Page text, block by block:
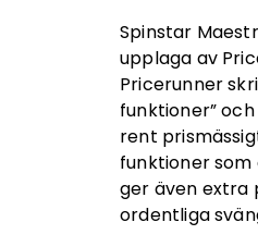
Spinstar
upplaga av
Pricerunner
funktioner”
rent
funktioner som
ger även extra
ordentliga